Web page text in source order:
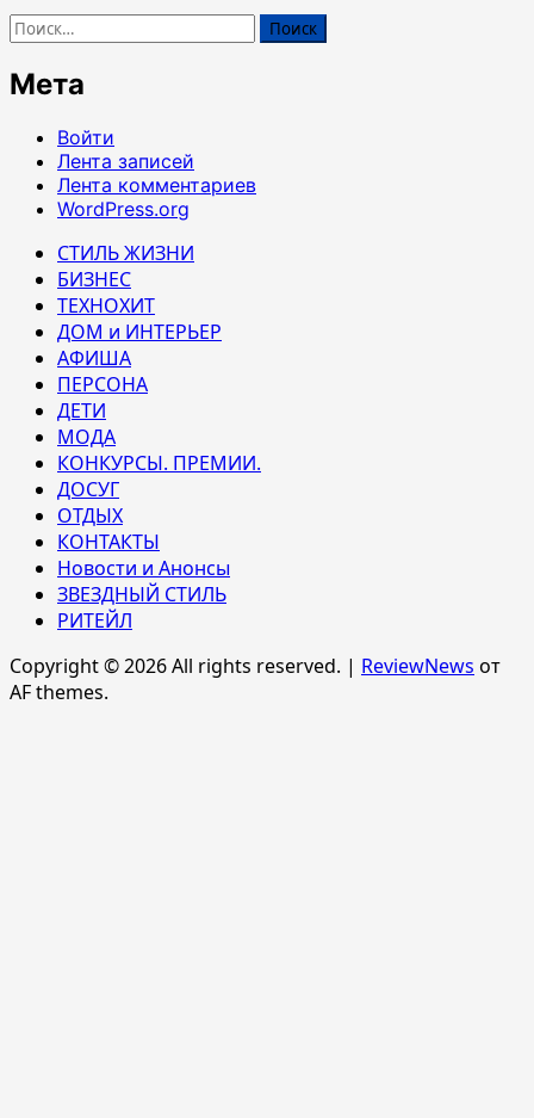
Найти:
Мета
Войти
Лента записей
Лента комментариев
WordPress.org
СТИЛЬ ЖИЗНИ
БИЗНЕС
ТЕХНОХИТ
ДОМ и ИНТЕРЬЕР
АФИША
ПЕРСОНА
ДЕТИ
МОДА
КОНКУРСЫ. ПРЕМИИ.
ДОСУГ
ОТДЫХ
КОНТАКТЫ
Новости и Анонсы
ЗВЕЗДНЫЙ СТИЛЬ
РИТЕЙЛ
Copyright © 2026 All rights reserved. | ReviewNews от
AF themes.